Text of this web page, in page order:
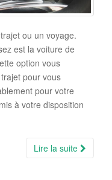
ou un voyage.
est la voiture de
option vous
pour vous
pour votre
à votre disposition
Lire la suite